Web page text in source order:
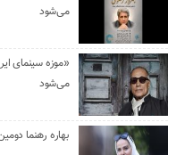
می‌شود
«موزه سینمای
می‌شود
بهاره رهنما